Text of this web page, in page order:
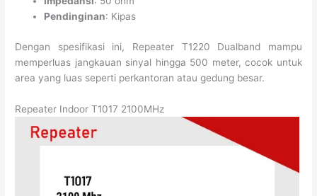
Pendinginan: Kipas
Dengan spesifikasi ini, Repeater T1220 Dualband mampu
memperluas jangkauan sinyal hingga 500 meter, cocok untuk
area yang luas seperti perkantoran atau gedung besar.
Repeater Indoor T1017 2100MHz